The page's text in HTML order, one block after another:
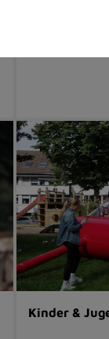
mit dem
Kinder &